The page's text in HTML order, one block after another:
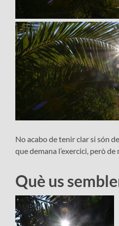
No acabo de tenir clar si són
que demana l’exercici, però
Què us